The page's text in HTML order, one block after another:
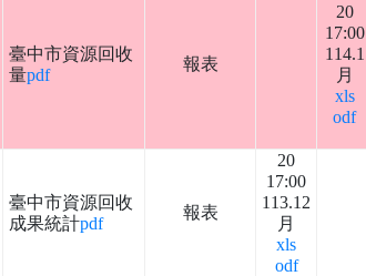
臺中市資源回收
量pdf
報表
20
17:00
114.1
月
xls
odf
臺中市資源回收
成果統計pdf
報表
20
17:00
113.12
月
xls
odf